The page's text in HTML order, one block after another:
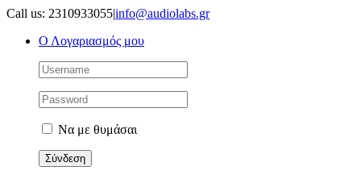
Μετάβαση
περιεχόμενο
Call us: 2310933055|info@audiolabs.gr
Ο Λογαριασμός μου
Να με θυμάσαι